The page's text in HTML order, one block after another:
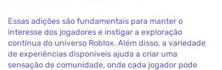
Essas adições são fundamentais para manter o
interesse dos jogadores e instigar a exploração
contínua do universo Roblox. Além disso, a variedade
de experiências disponíveis ajuda a criar uma
sensação de comunidade, onde cada jogador pode